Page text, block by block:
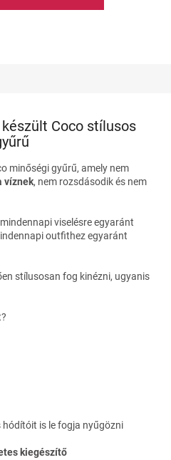
Coco stílusos
minőségi gyűrű, amely nem
víznek, nem rozsdásodik és nem
viselésre egyaránt
outfithez egyaránt
stílusosan fog kinézni, ugyanis
is le fogja nyűgözni
kiegészítő